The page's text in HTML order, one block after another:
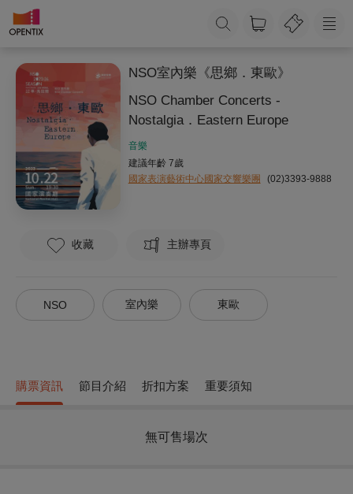
NSO室內樂《思鄉．東歐》
NSO Chamber Concerts -
Nostalgia．Eastern Europe
音樂
建議年齡 7歲
國家表演藝術中心國家交響樂團
(02)3393-9888
收藏 主辦專頁
NSO 室內樂 東歐
購票資訊 節目介紹 折扣方案 重要須知
無可售場次